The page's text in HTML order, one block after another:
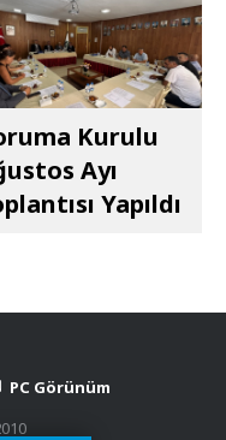
Kurulu
Ayı
Yapıldı
PC Görünüm